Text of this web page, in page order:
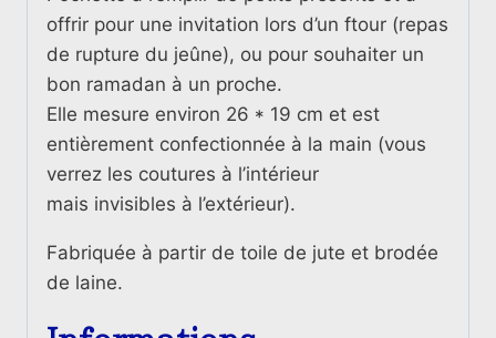
offrir pour une invitation lors d’un ftour (repas
de rupture du jeûne), ou pour souhaiter un
bon ramadan à un proche.
Elle mesure environ 26 * 19 cm et est
entièrement confectionnée à la main (vous
verrez les coutures à l’intérieur
mais invisibles à l’extérieur).
Fabriquée à partir de toile de jute et brodée
de laine.